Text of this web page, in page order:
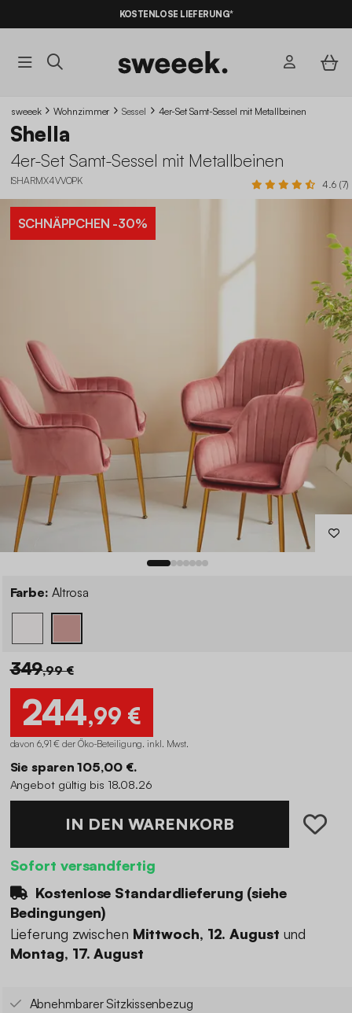
KOSTENLOSE LIEFERUNG*
sweeek Wohnzimmer Sessel 4er-Set Samt-Sessel mit Metallbeinen
Shella
4er-Set Samt-Sessel mit Metallbeinen
ISHARMX4VVOPK 4.6 (7)
SCHNÄPPCHEN -30%
Farbe: Altrosa
349,99 €
244,99 €
davon 6,91 € der Öko-Beteiligung. inkl. Mwst.
Sie sparen 105,00 €.
Angebot gültig bis 18.08.26
IN DEN WARENKORB
Sofort versandfertig
Kostenlose Standardlieferung (siehe
Bedingungen)
Lieferung zwischen Mittwoch, 12. August und
Montag, 17. August
Abnehmbarer Sitzkissenbezug